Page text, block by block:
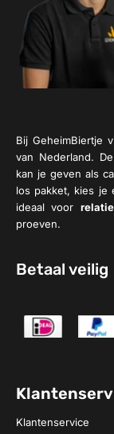
Bij GeheimBiertje
van Nederland.
kan je geven als
los pakket, kies je
ideaal voor
proeven.
Betaal veilig
Klantenservice